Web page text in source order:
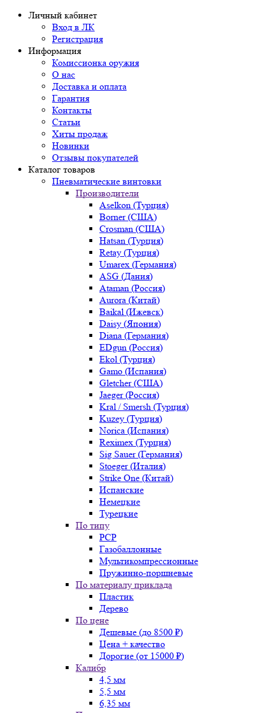
Личный кабинет
Вход в ЛК
Регистрация
Информация
Комиссионка оружия
О нас
Доставка и оплата
Гарантия
Контакты
Статьи
Хиты продаж
Новинки
Отзывы покупателей
Каталог товаров
Пневматические винтовки
Производители
Aselkon (Турция)
Borner (США)
Crosman (США)
Hatsan (Турция)
Retay (Турция)
Umarex (Германия)
ASG (Дания)
Ataman (Россия)
Aurora (Китай)
Baikal (Ижевск)
Daisy (Япония)
Diana (Германия)
EDgun (Россия)
Ekol (Турция)
Gamo (Испания)
Gletcher (США)
Jaeger (Россия)
Kral / Smersh (Турция)
Kuzey (Турция)
Norica (Испания)
Reximex (Турция)
Sig Sauer (Германия)
Stoeger (Италия)
Strike One (Китай)
Испанские
Немецкие
Турецкие
По типу
PCP
Газобаллонные
Мультикомпрессионные
Пружинно-поршневые
По материалу приклада
Пластик
Дерево
По цене
Дешевые (до 8500 ₽)
Цена + качество
Дорогие (от 15000 ₽)
Калибр
4,5 мм
5,5 мм
6,35 мм